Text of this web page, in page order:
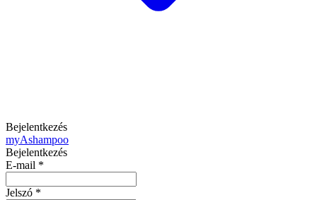
Bejelentkezés
myAshampoo
Bejelentkezés
E-mail *
Jelszó *